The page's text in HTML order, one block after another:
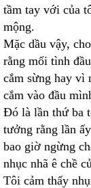
tầm tay với của
mộng.
Mặc dầu vậy,
rằng mối tình
cắm sừng hay vì
cắm vào đầu
Đó là lần thứ ba
tưởng rằng lần
bao giờ ngừng
nhục nhã ê chề
Tôi cảm thấy